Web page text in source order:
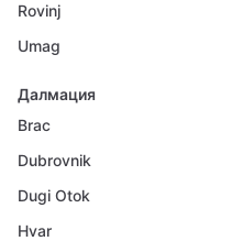
Rovinj
Umag
Далмация
Brac
Dubrovnik
Dugi Otok
Hvar